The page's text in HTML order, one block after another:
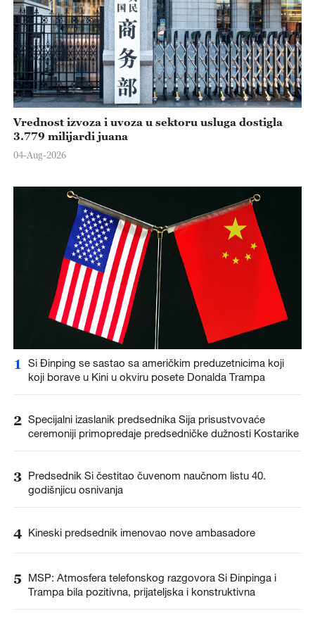
Vrednost izvoza i uvoza u sektoru usluga dostigla
3.779 milijardi juana
04-Aug-2026
1
Si Đinping se sastao sa američkim preduzetnicima koji
koji borave u Kini u okviru posete Donalda Trampa
2 Specijalni izaslanik predsednika Sija prisustvovaće
ceremoniji primopredaje predsedničke dužnosti Kostarike
3 Predsednik Si čestitao čuvenom naučnom listu 40.
godišnjicu osnivanja
4 Kineski predsednik imenovao nove ambasadore
5
MSP: Atmosfera telefonskog razgovora Si Đinpinga i
Trampa bila pozitivna, prijateljska i konstruktivna